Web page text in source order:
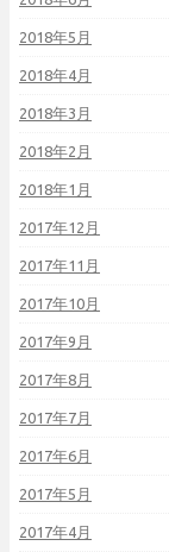
2018年5月
2018年4月
2018年3月
2018年2月
2018年1月
2017年12月
2017年11月
2017年10月
2017年9月
2017年8月
2017年7月
2017年6月
2017年5月
2017年4月